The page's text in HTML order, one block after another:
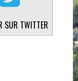
SUR TWITTER